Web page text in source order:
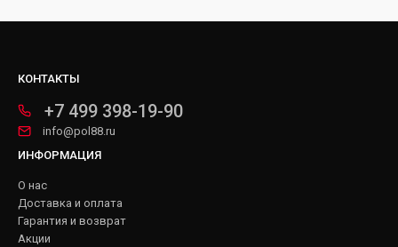
КОНТАКТЫ
+7 499 398-19-90
info@pol88.ru
ИНФОРМАЦИЯ
О нас
Доставка и оплата
Гарантия и возврат
Акции